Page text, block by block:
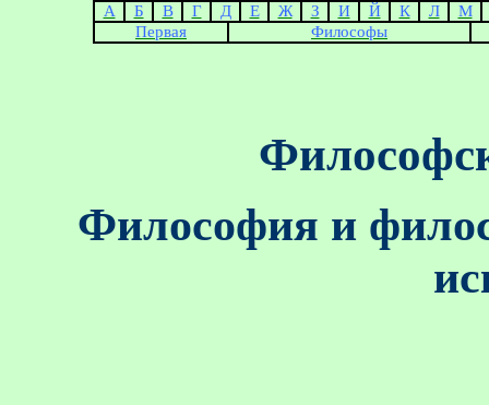
А Б В Г Д Е Ж З И Й К Л
М
Первая
Философы
Философия и